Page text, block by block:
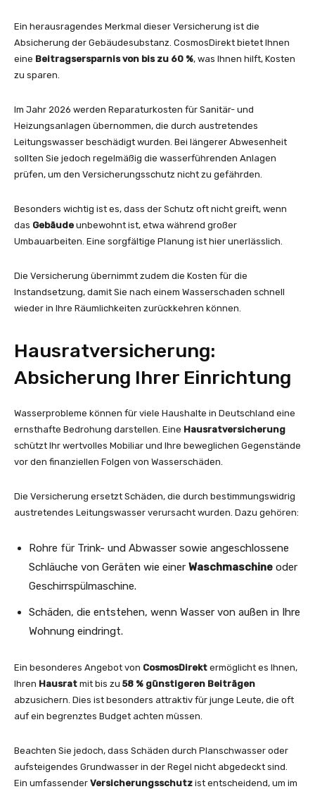
Ein herausragendes Merkmal dieser Versicherung ist die
Absicherung der Gebäudesubstanz. CosmosDirekt bietet Ihnen
eine Beitragsersparnis von bis zu 60 %, was Ihnen hilft, Kosten
zu sparen.
Im Jahr 2026 werden Reparaturkosten für Sanitär- und
Heizungsanlagen übernommen, die durch austretendes
Leitungswasser beschädigt wurden. Bei längerer Abwesenheit
sollten Sie jedoch regelmäßig die wasserführenden Anlagen
prüfen, um den Versicherungsschutz nicht zu gefährden.
Besonders wichtig ist es, dass der Schutz oft nicht greift, wenn
das Gebäude unbewohnt ist, etwa während großer
Umbauarbeiten. Eine sorgfältige Planung ist hier unerlässlich.
Die Versicherung übernimmt zudem die Kosten für die
Instandsetzung, damit Sie nach einem Wasserschaden schnell
wieder in Ihre Räumlichkeiten zurückkehren können.
Hausratversicherung:
Absicherung Ihrer Einrichtung
Wasserprobleme können für viele Haushalte in Deutschland eine
ernsthafte Bedrohung darstellen. Eine Hausratversicherung
schützt Ihr wertvolles Mobiliar und Ihre beweglichen Gegenstände
vor den finanziellen Folgen von Wasserschäden.
Die Versicherung ersetzt Schäden, die durch bestimmungswidrig
austretendes Leitungswasser verursacht wurden. Dazu gehören:
Rohre für Trink- und Abwasser sowie angeschlossene
Schläuche von Geräten wie einer Waschmaschine oder
Geschirrspülmaschine.
Schäden, die entstehen, wenn Wasser von außen in Ihre
Wohnung eindringt.
Ein besonderes Angebot von CosmosDirekt ermöglicht es Ihnen,
Ihren Hausrat mit bis zu 58 % günstigeren Beiträgen
abzusichern. Dies ist besonders attraktiv für junge Leute, die oft
auf ein begrenztes Budget achten müssen.
Beachten Sie jedoch, dass Schäden durch Planschwasser oder
aufsteigendes Grundwasser in der Regel nicht abgedeckt sind.
Ein umfassender Versicherungsschutz ist entscheidend, um im